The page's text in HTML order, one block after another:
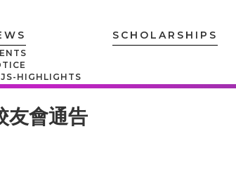
HIGHLIGHTS
SCHOLARSHIPS
友會通告